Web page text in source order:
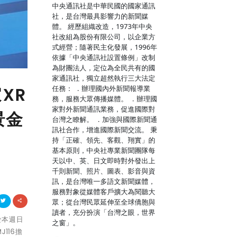
金
週日
擔
中央通訊社是中華民國的國家通訊
社，是台灣最具影響力的新聞媒
體。 經歷組織改造，1973年中央
社改組為股份有限公司，以企業方
式經營；隨著民主化發展，1996年
依據「中央通訊社設置條例」改制
為財團法人，定位為全民共有的國
家通訊社，獨立超然執行三大法定
任務： ．辦理國內外新聞報導業
務，服務大眾傳播媒體。 ．辦理國
家對外新聞通訊業務，促進國際對
台灣之瞭解。 ．加強與國際新聞通
訊社合作，增進國際新聞交流。 秉
持「正確、領先、客觀、翔實」的
基本原則，中央社專業新聞團隊每
天以中、英、日文即時對外發出上
千則新聞、照片、圖表、影音與資
訊，是台灣唯一多語文新聞媒體，
服務對象從媒體客戶擴大為閱聽大
眾；從台灣民眾延伸至全球僑胞與
讀者，充分扮演「台灣之眼，世界
之窗」。